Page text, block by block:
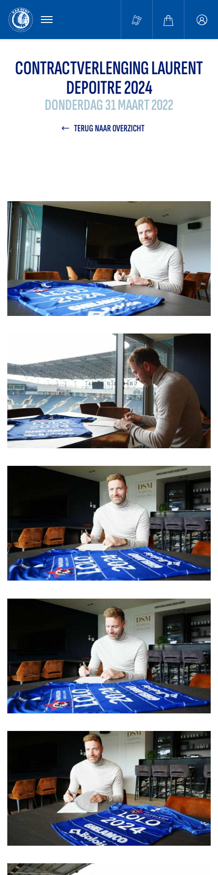
MENU
CONTRACTVERLENGING LAURENT
DEPOITRE 2024
DONDERDAG 31 MAART 2022
TERUG NAAR OVERZICHT